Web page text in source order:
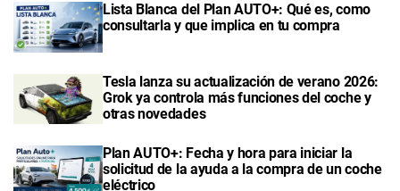
Lista Blanca del Plan AUTO+: Qué es, como
consultarla y que implica en tu compra
Tesla lanza su actualización de verano 2026:
Grok ya controla más funciones del coche y
otras novedades
Plan AUTO+: Fecha y hora para iniciar la
solicitud de la ayuda a la compra de un coche
eléctrico